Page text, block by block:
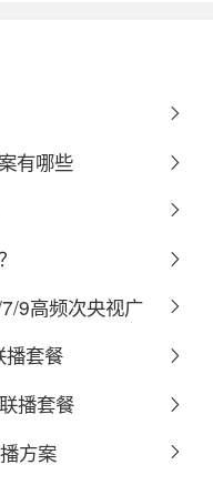
有哪些
9高频次央视广
套餐
播套餐
方案